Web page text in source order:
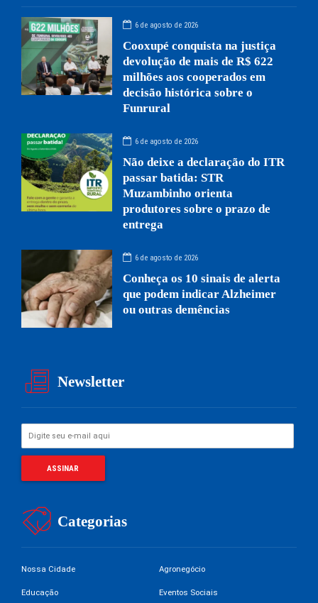
6 de agosto de 2026
Cooxupé conquista na justiça
devolução de mais de R$ 622
milhões aos cooperados em
decisão histórica sobre o
Funrural
6 de agosto de 2026
Não deixe a declaração do ITR
passar batida: STR
Muzambinho orienta
produtores sobre o prazo de
entrega
6 de agosto de 2026
Conheça os 10 sinais de alerta
que podem indicar Alzheimer
ou outras demências
Newsletter
Categorias
Nossa Cidade Agronegócio
Educação Eventos Sociais